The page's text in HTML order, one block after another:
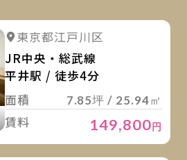
詳細を見る
東京都江戸川区
JR中央・総武線
平井駅 / 徒歩4分
面積
7.85坪 / 25.94㎡
賃料 149,800円